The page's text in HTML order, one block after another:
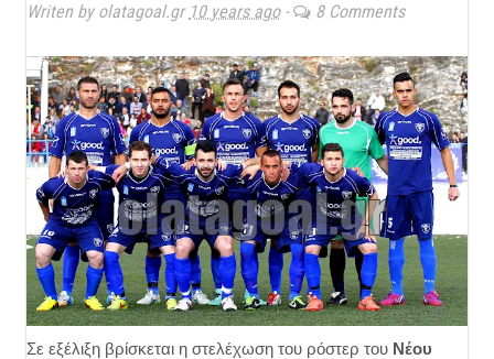
Writen by olatagoal.gr 10 years ago- 8 Comments
Σε εξέλιξη βρίσκεται η στελέχωση του ρόστερ του Νέου